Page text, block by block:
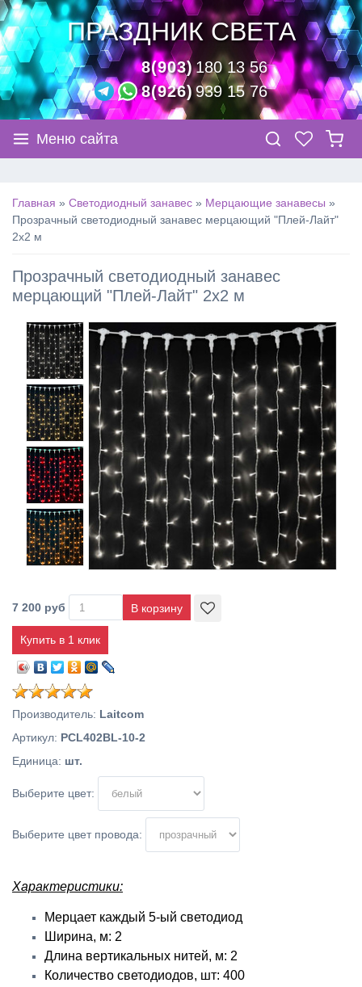
ПРАЗДНИК СВЕТА
8(903)180 13 56
8(926)939 15 76
Меню сайта
Главная » Светодиодный занавес » Мерцающие занавесы »
Прозрачный светодиодный занавес мерцающий "Плей-Лайт"
2х2 м
Прозрачный светодиодный занавес
мерцающий "Плей-Лайт" 2х2 м
7 200 руб
Купить в 1 клик
Производитель: Laitcom
Артикул: PCL402BL-10-2
Единица: шт.
Выберите цвет:
Выберите цвет провода:
Характеристики:
Мерцает каждый 5-ый светодиод
Ширина, м: 2
Длина вертикальных нитей, м: 2
Количество светодиодов, шт: 400